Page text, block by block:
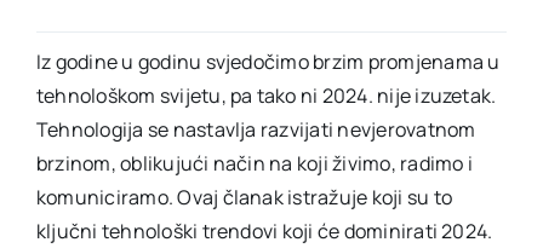
Iz godine u godinu svjedočimo brzim promjenama u
tehnološkom svijetu, pa tako ni 2024. nije izuzetak.
Tehnologija se nastavlja razvijati nevjerovatnom
brzinom, oblikujući način na koji živimo, radimo i
komuniciramo. Ovaj članak istražuje koji su to
ključni tehnološki trendovi koji će dominirati 2024.